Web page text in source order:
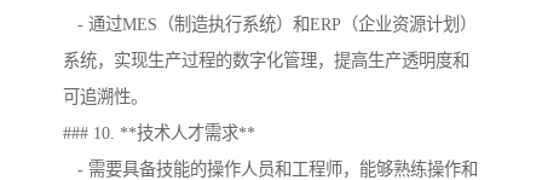
- 通过MES（制造执行系统）和ERP（企业资源计划）
系统，实现生产过程的数字化管理，提高生产透明度和
可追溯性。
### 10. **技术人才需求**
- 需要具备技能的操作人员和工程师，能够熟练操作和